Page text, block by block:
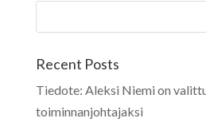
Recent Posts
Tiedote: Aleksi Niemi on
toiminnanjohtajaksi